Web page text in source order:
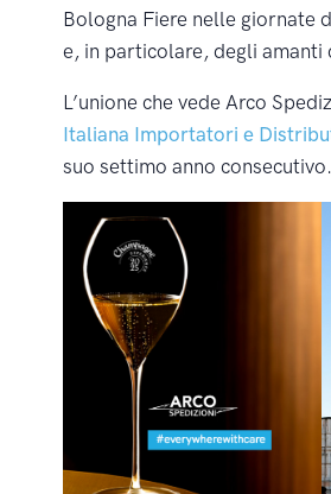
Bologna Fiere nelle giornate
e, in particolare, degli amanti
L’unione che vede Arco
Italiana Importatori e
suo settimo anno consecutivo.